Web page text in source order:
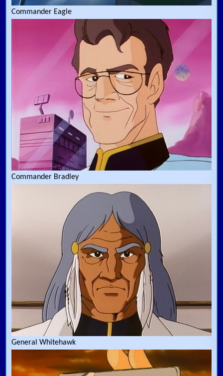
Commander Eagle
Commander Bradley
General Whitehawk